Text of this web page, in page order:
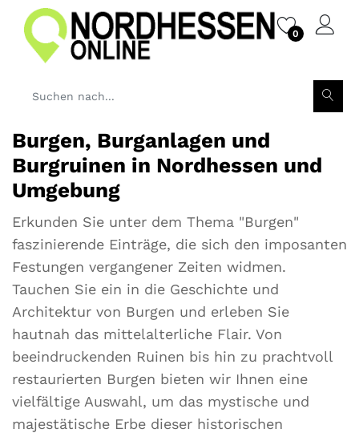
0
Burgen, Burganlagen und
Burgruinen in Nordhessen und
Umgebung
Erkunden Sie unter dem Thema "Burgen"
faszinierende Einträge, die sich den imposanten
Festungen vergangener Zeiten widmen.
Tauchen Sie ein in die Geschichte und
Architektur von Burgen und erleben Sie
hautnah das mittelalterliche Flair. Von
beeindruckenden Ruinen bis hin zu prachtvoll
restaurierten Burgen bieten wir Ihnen eine
vielfältige Auswahl, um das mystische und
majestätische Erbe dieser historischen